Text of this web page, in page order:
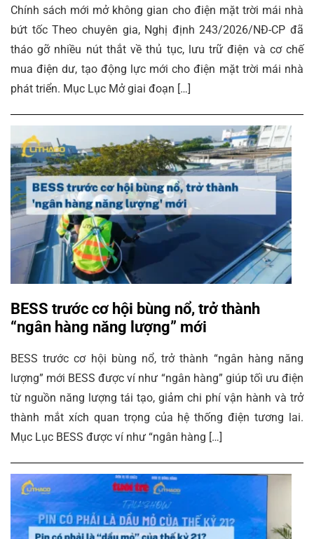
Chính sách mới mở không gian cho điện mặt trời mái nhà
bứt tốc Theo chuyên gia, Nghị định 243/2026/NĐ-CP đã
tháo gỡ nhiều nút thắt về thủ tục, lưu trữ điện và cơ chế
mua điện dư, tạo động lực mới cho điện mặt trời mái nhà
phát triển. Mục Lục Mở giai đoạn […]
BESS trước cơ hội bùng nổ, trở thành
“ngân hàng năng lượng” mới
BESS trước cơ hội bùng nổ, trở thành “ngân hàng năng
lượng” mới BESS được ví như “ngân hàng” giúp tối ưu điện
từ nguồn năng lượng tái tạo, giảm chi phí vận hành và trở
thành mắt xích quan trọng của hệ thống điện tương lai.
Mục Lục BESS được ví như “ngân hàng […]